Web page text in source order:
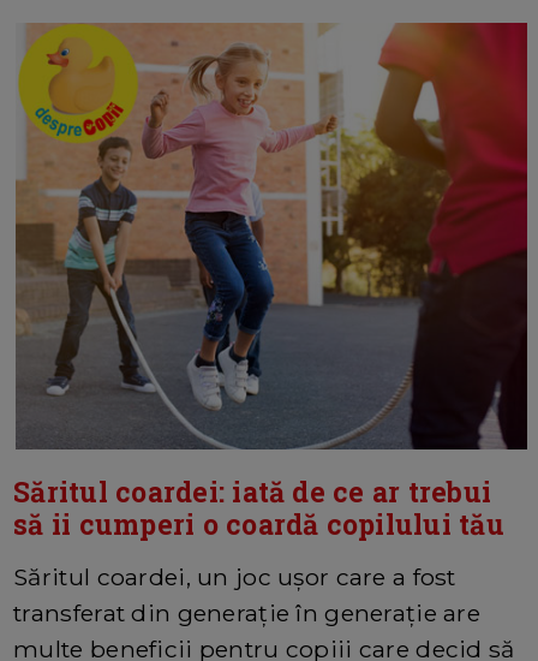
Săritul coardei: iată de ce ar trebui
să ii cumperi o coardă copilului tău
Săritul coardei, un joc ușor care a fost
transferat din generație în generație are
multe beneficii pentru copiii care decid să